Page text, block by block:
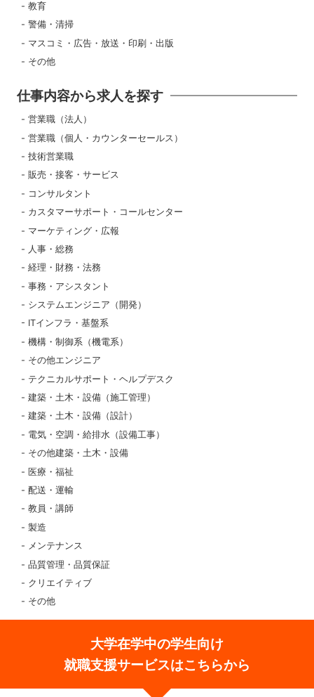
教育
警備・清掃
マスコミ・広告・放送・印刷・出版
その他
仕事内容から求人を探す
営業職（法人）
営業職（個人・カウンターセールス）
技術営業職
販売・接客・サービス
コンサルタント
カスタマーサポート・コールセンター
マーケティング・広報
人事・総務
経理・財務・法務
事務・アシスタント
システムエンジニア（開発）
ITインフラ・基盤系
機構・制御系（機電系）
その他エンジニア
テクニカルサポート・ヘルプデスク
建築・土木・設備（施工管理）
建築・土木・設備（設計）
電気・空調・給排水（設備工事）
その他建築・土木・設備
医療・福祉
配送・運輸
教員・講師
製造
メンテナンス
品質管理・品質保証
クリエイティブ
その他
大学在学中の学生向け
就職支援サービスはこちらから